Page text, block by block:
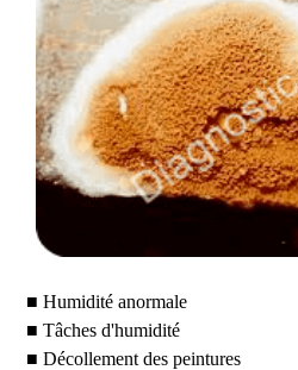
■ Humidité anormale
■ Tâches d'humidité
■ Décollement des peintures